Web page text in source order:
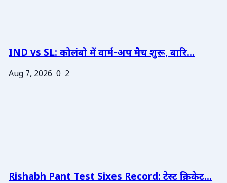
IND vs SL: कोलंबो में वार्म-अप मैच शुरू, बारि...
Aug 7, 2026 0 2
Rishabh Pant Test Sixes Record: टेस्ट क्रिकेट...